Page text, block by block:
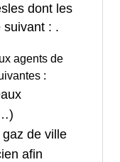
dont les
suivant : .
agents de
:
de ville
afin